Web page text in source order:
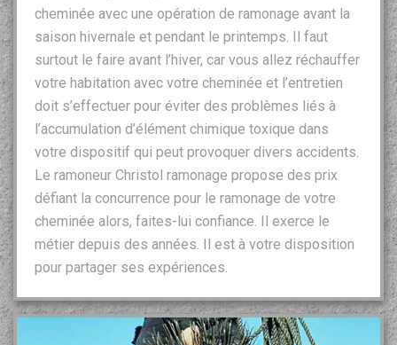
cheminée avec une opération de ramonage avant la
saison hivernale et pendant le printemps. Il faut
surtout le faire avant l’hiver, car vous allez réchauffer
votre habitation avec votre cheminée et l’entretien
doit s’effectuer pour éviter des problèmes liés à
l’accumulation d’élément chimique toxique dans
votre dispositif qui peut provoquer divers accidents.
Le ramoneur Christol ramonage propose des prix
défiant la concurrence pour le ramonage de votre
cheminée alors, faites-lui confiance. Il exerce le
métier depuis des années. Il est à votre disposition
pour partager ses expériences.